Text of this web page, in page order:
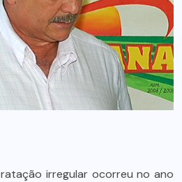
irregular ocorreu no ano